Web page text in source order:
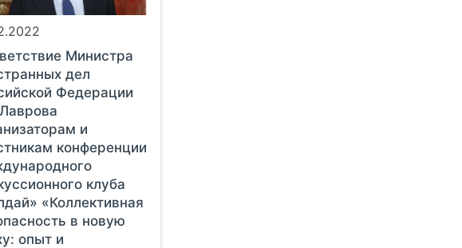
Министра
дел
Федерации
и
конференции
клуба
«Коллективная
в новую
опыт и